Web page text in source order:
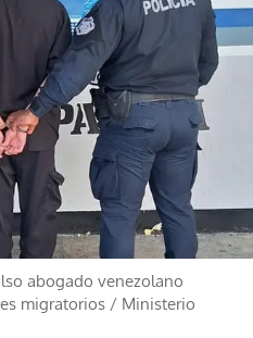
abogado venezolano
migratorios / Ministerio